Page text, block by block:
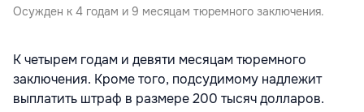
Осужден к 4 годам и 9 месяцам тюремного заключения.
К четырем годам и девяти месяцам тюремного
заключения. Кроме того, подсудимому надлежит
выплатить штраф в размере 200 тысяч долларов.